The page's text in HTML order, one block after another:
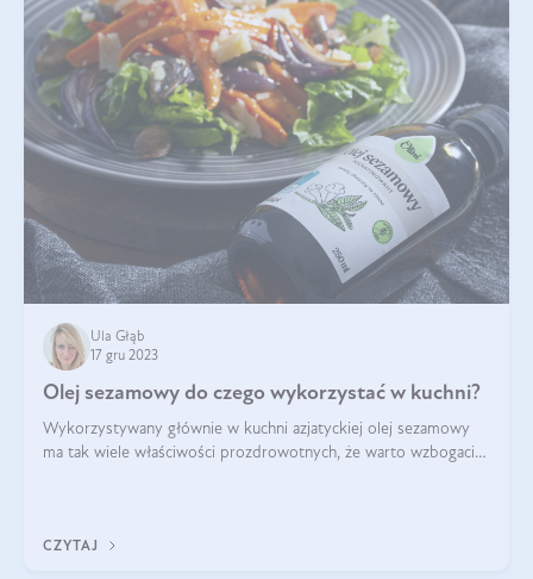
Ula Głąb
17 gru 2023
Olej sezamowy do czego wykorzystać w kuchni?
Wykorzystywany głównie w kuchni azjatyckiej olej sezamowy
ma tak wiele właściwości prozdrowotnych, że warto wzbogacić
CZYTAJ